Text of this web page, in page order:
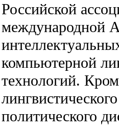
Российской
международной
компьютерной
технологий.
политического